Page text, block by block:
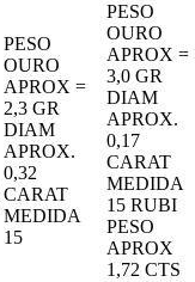
PESO
OURO
APROX =
2,3 GR
DIAM
APROX.
0,32
CARAT
MEDIDA
15
PESO
OURO
APROX =
3,0 GR
DIAM
APROX.
0,17
CARAT
MEDIDA
15 RUBI
PESO
APROX
1,72 CTS